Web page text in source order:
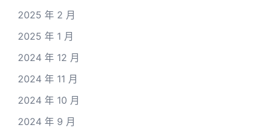
2025 年 2 月
2025 年 1 月
2024 年 12 月
2024 年 11 月
2024 年 10 月
2024 年 9 月